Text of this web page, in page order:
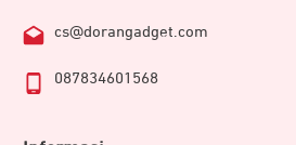
cs@dorangadget.com
087834601568